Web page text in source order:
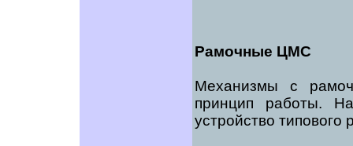
Рамочные ЦМС
Механизмы с
принцип работы.
устройство